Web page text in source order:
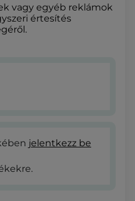
vagy egyéb reklámok
értesítés
jelentkezz be